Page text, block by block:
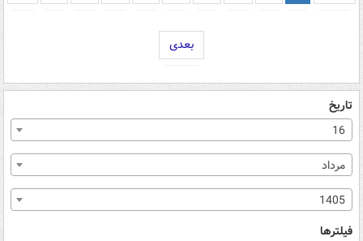
بعدی
تاریخ
16
مرداد
1405
فیلترها